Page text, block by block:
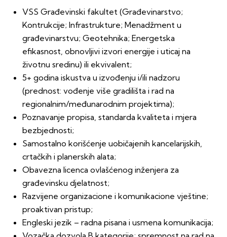
VSS Građevinski fakultet (Građevinarstvo;
Kontrukcije; Infrastrukture; Menadžment u
građevinarstvu; Geotehnika; Energetska
efikasnost, obnovljivi izvori energije i uticaj na
životnu sredinu) ili ekvivalent;
5+ godina iskustva u izvođenju i/ili nadzoru
(prednost: vođenje više gradilišta i rad na
regionalnim/međunarodnim projektima);
Poznavanje propisa, standarda kvaliteta i mjera
bezbjednosti;
Samostalno korišćenje uobičajenih kancelarijskih,
crtačkih i planerskih alata;
Obavezna licenca ovlašćenog inženjera za
građevinsku djelatnost;
Razvijene organizacione i komunikacione vještine;
proaktivan pristup;
Engleski jezik – radna pisana i usmena komunikacija;